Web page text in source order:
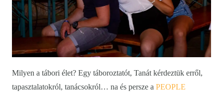
Milyen a tábori élet? Egy táboroztatót, Tanát kérdeztük erről,
tapasztalatokról, tanácsokról… na és persze a PEOPLE